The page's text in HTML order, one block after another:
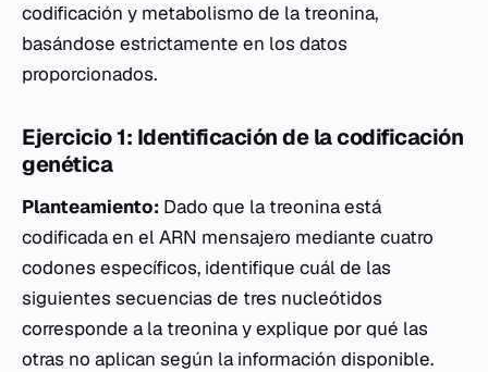
codificación y metabolismo de la treonina,
basándose estrictamente en los datos
proporcionados.
Ejercicio 1: Identificación de la codificación
genética
Planteamiento: Dado que la treonina está
codificada en el ARN mensajero mediante cuatro
codones específicos, identifique cuál de las
siguientes secuencias de tres nucleótidos
corresponde a la treonina y explique por qué las
otras no aplican según la información disponible.